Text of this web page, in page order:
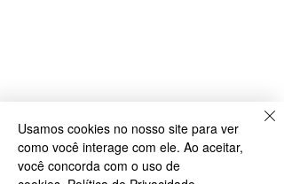
Usamos cookies no nosso site para ver
como você interage com ele. Ao aceitar,
você concorda com o uso de